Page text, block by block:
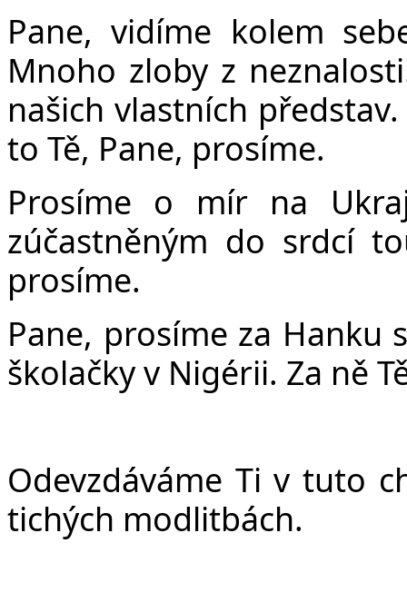
Pane, vidíme kolem
Mnoho zloby z
našich vlastních
to Tě, Pane, prosíme.
Prosíme o mír na
zúčastněným do srdcí
prosíme.
Pane, prosíme za Hanku
školačky v Nigérii. Za ně
Odevzdáváme Ti v tuto
tichých modlitbách.